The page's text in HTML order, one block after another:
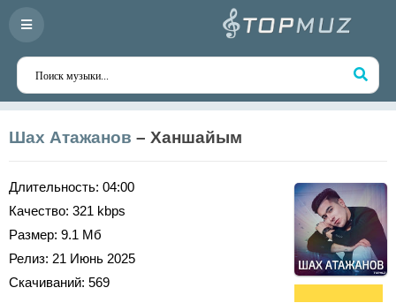
Шах Атажанов – Ханшайым
Длительность: 04:00
Качество: 321 kbps
Размер: 9.1 Мб
Релиз: 21 Июнь 2025
Скачиваний: 569